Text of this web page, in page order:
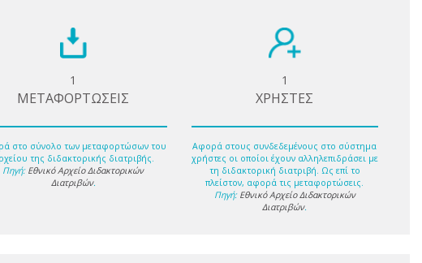
1
ΜΕΤΑΦΟΡΤΩΣΕΙΣ
στο σύνολο των μεταφορτώσων του
της διδακτορικής διατριβής.
Πηγή: Εθνικό Αρχείο Διδακτορικών
Διατριβών.
1
ΧΡΗΣΤΕΣ
Αφορά στους συνδεδεμένους στο σύστημα
χρήστες οι οποίοι έχουν αλληλεπιδράσει με
τη διδακτορική διατριβή. Ως επί το
πλείστον, αφορά τις μεταφορτώσεις.
Πηγή: Εθνικό Αρχείο Διδακτορικών
Διατριβών.